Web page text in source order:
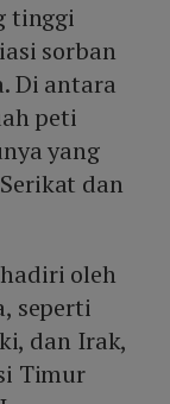
tinggi
sorban
Di antara
peti
yang
dan
oleh
seperti
dan Irak,
Timur